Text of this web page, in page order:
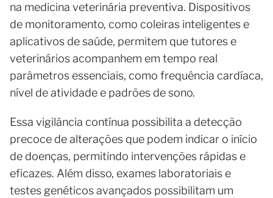
na medicina veterinária preventiva. Dispositivos
de monitoramento, como coleiras inteligentes e
aplicativos de saúde, permitem que tutores e
veterinários acompanhem em tempo real
parâmetros essenciais, como frequência cardíaca,
nível de atividade e padrões de sono.
Essa vigilância contínua possibilita a detecção
precoce de alterações que podem indicar o início
de doenças, permitindo intervenções rápidas e
eficazes. Além disso, exames laboratoriais e
testes genéticos avançados possibilitam um